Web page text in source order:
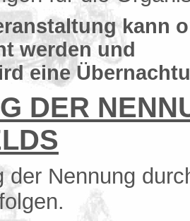
kann
werden und
eine
DER
der Nennung